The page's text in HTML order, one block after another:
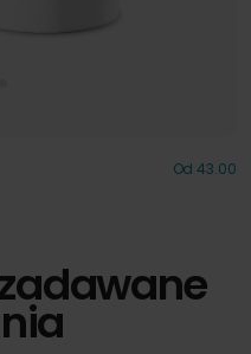
Od 43.00